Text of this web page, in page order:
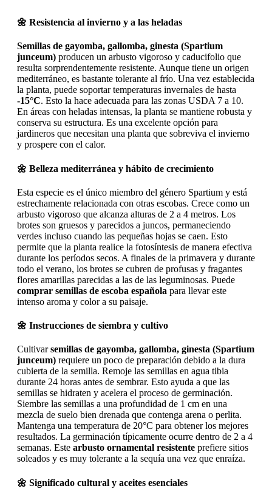
🌼 Resistencia al invierno y a las heladas
Semillas de gayomba, gallomba, ginesta (Spartium
junceum) producen un arbusto vigoroso y caducifolio que
resulta sorprendentemente resistente. Aunque tiene un origen
mediterráneo, es bastante tolerante al frío. Una vez establecida
la planta, puede soportar temperaturas invernales de hasta
-15°C. Esto la hace adecuada para las zonas USDA 7 a 10.
En áreas con heladas intensas, la planta se mantiene robusta y
conserva su estructura. Es una excelente opción para
jardineros que necesitan una planta que sobreviva el invierno
y prospere con el calor.
🌼 Belleza mediterránea y hábito de crecimiento
Esta especie es el único miembro del género Spartium y está
estrechamente relacionada con otras escobas. Crece como un
arbusto vigoroso que alcanza alturas de 2 a 4 metros. Los
brotes son gruesos y parecidos a juncos, permaneciendo
verdes incluso cuando las pequeñas hojas se caen. Esto
permite que la planta realice la fotosíntesis de manera efectiva
durante los períodos secos. A finales de la primavera y durante
todo el verano, los brotes se cubren de profusas y fragantes
flores amarillas parecidas a las de las leguminosas. Puede
comprar semillas de escoba española para llevar este
intenso aroma y color a su paisaje.
🌼 Instrucciones de siembra y cultivo
Cultivarsemillas de gayomba, gallomba, ginesta (Spartium
junceum) requiere un poco de preparación debido a la dura
cubierta de la semilla. Remoje las semillas en agua tibia
durante 24 horas antes de sembrar. Esto ayuda a que las
semillas se hidraten y acelera el proceso de germinación.
Siembre las semillas a una profundidad de 1 cm en una
mezcla de suelo bien drenada que contenga arena o perlita.
Mantenga una temperatura de 20°C para obtener los mejores
resultados. La germinación típicamente ocurre dentro de 2 a 4
semanas. Este arbusto ornamental resistente prefiere sitios
soleados y es muy tolerante a la sequía una vez que enraíza.
🌼 Significado cultural y aceites esenciales